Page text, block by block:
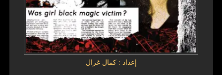
ENGLISH
إعداد : كمال غزال